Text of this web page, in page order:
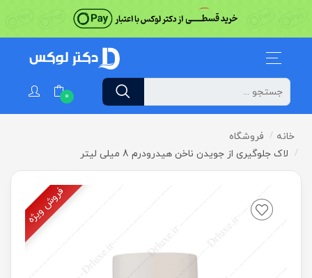
0
خانه
فروشگاه
لاک جلوگیری از جویدن ناخن هیدرودرم 8 میلی لیتر
فروش ویژه